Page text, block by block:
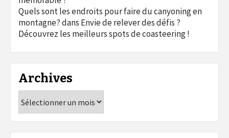
Quels sont les endroits pour faire du canyoning en
montagne?dans Envie de relever des défis ?
Découvrez les meilleurs spots de coasteering !
Archives